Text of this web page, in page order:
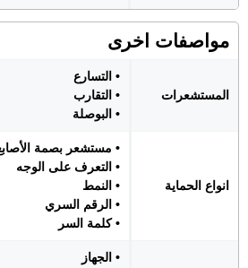
مواصفات اخرى
المستشعرات
• التسارع
• التقارب
• البوصلة
انواع الحماية
• مستشعر بصمة
• التعرف على الوجه
• النمط
• الرقم السري
• كلمة السر
• الجهاز